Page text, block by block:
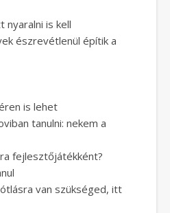
nyaralni is kell
észrevétlenül építik a
is lehet
tanulni: nekem a
fejlesztőjátékként?
van szükséged, itt